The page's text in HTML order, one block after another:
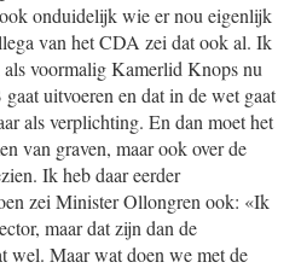
onduidelijk wie er nou eigenlijk
van het CDA zei dat ook al. Ik
voormalig Kamerlid Knops nu
uitvoeren en dat in de wet gaat
als verplichting. En dan moet het
van graven, maar ook over de
Ik heb daar eerder
zei Minister Ollongren ook: «Ik
maar dat zijn dan de
wel. Maar wat doen we met de